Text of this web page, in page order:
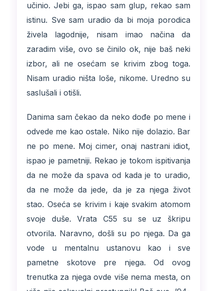
učinio. Jebi ga, ispao sam glup, rekao sam
istinu. Sve sam uradio da bi moja porodica
živela lagodnije, nisam imao načina da
zaradim više, ovo se činilo ok, nije baš neki
izbor, ali ne osećam se krivim zbog toga.
Nisam uradio ništa loše, nikome. Uredno su
saslušali i otišli.
Danima sam čekao da neko dođe po mene i
odvede me kao ostale. Niko nije dolazio. Bar
ne po mene. Moj cimer, onaj nastrani idiot,
ispao je pametniji. Rekao je tokom ispitivanja
da ne može da spava od kada je to uradio,
da ne može da jede, da je za njega život
stao. Oseća se krivim i kaje svakim atomom
svoje duše. Vrata C55 su se uz škripu
otvorila. Naravno, došli su po njega. Da ga
vode u mentalnu ustanovu kao i sve
pametne skotove pre njega. Od ovog
trenutka za njega ovde više nema mesta, on